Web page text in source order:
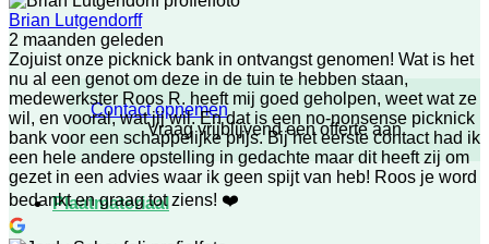
Contact opnemen
Vraag vrijblijvend een offerte aan
Plaatmateriaal
Brian Lutgendorff
2 maanden geleden
Zojuist onze picknick bank in ontvangst genomen! Wat is het
nu al een genot om deze in de tuin te hebben staan,
medewerkster Roos R. heeft mij goed geholpen, weet wat ze
wil, en vooral, wat jij wil. En dat is een no-nonsense picknick
bank voor een schappelijke prijs. Bij het eerste contact had ik
een hele andere opstelling in gedachte maar dit heeft zij om
gezet in een advies waar ik geen spijt van heb! Roos je word
bedankt en graag tot ziens! ❤️